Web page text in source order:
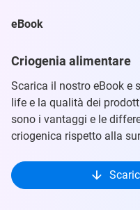
eBook
Criogenia alimentare
Scarica il nostro eBook e
life e la qualità dei
sono i vantaggi e le
criogenica rispetto alla